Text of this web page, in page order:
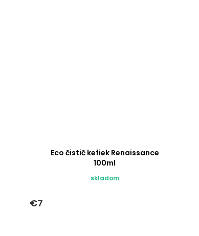
Eco čistič kefiek Renaissance
100ml
skladom
€7